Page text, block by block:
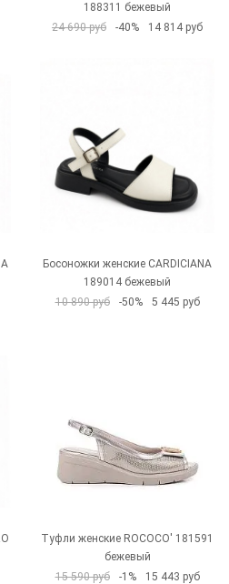
188311 бежевый
24 690 руб
-40% 14 814 руб
Босоножки женские CARDICIANA
189014 бежевый
10 890 руб
-50% 5 445 руб
Туфли женские ROCOCO' 181591
бежевый
15 590 руб
-1% 15 443 руб